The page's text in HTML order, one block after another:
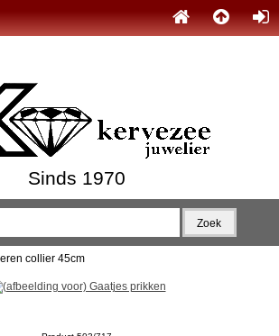
Sinds 1970
collier 45cm